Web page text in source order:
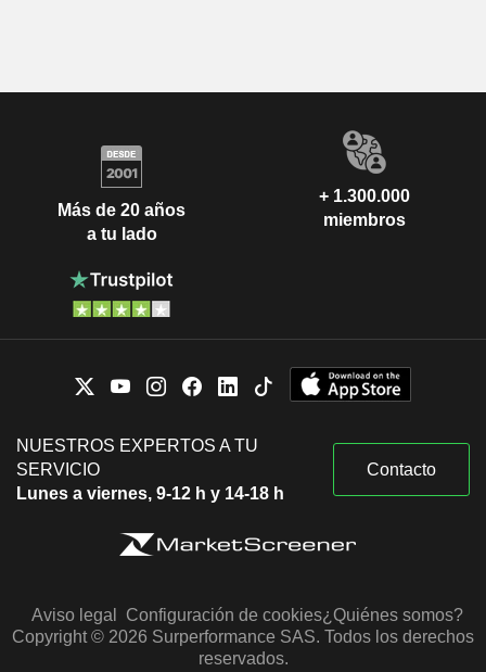
Más de 20 años
a tu lado
+ 1.300.000
miembros
NUESTROS EXPERTOS A TU
SERVICIO
Lunes a viernes, 9-12 h y 14-18 h
Contacto
Aviso legal Configuración de cookies¿Quiénes somos?
Copyright © 2026 Surperformance SAS. Todos los derechos
reservados.